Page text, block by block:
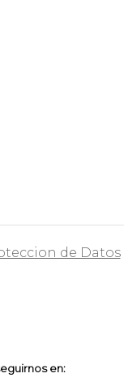
de Datos|
en: